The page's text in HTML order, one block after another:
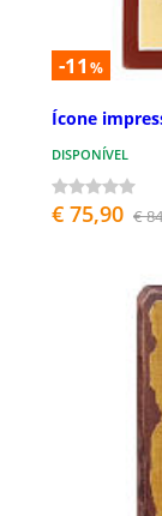
-11 %
Ícone
DISPONÍVEL
€ 75,90 €